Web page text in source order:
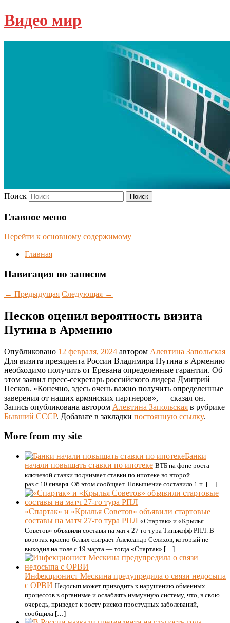
Видео мир
Поиск
Главное меню
Перейти к основному содержимому
Главная
Навигация по записям
← Предыдущая Следующая →
Песков оценил вероятность визита
Путина в Армению
Опубликовано 12 февраля, 2024 автором Алевтина Запольская
Для визита президента России Владимира Путина в Армению
необходимо получить от Еревана определенные гарантии. Об
этом заявил пресс-секретарь российского лидера Дмитрий
Песков. «Конечно, здесь очень важно получить определенные
заверения от наших армянских партнеров», — сказал он.
Запись опубликована автором Алевтина Запольская в рубрике
Бывший СССР. Добавьте в закладки постоянную ссылку.
More from my site
Банки
начали повышать ставки по ипотеке ВТБ на фоне роста
ключевой ставки поднимает ставки по ипотеке во второй
раз с 10 января. Об этом сообщает. Повышение составило 1 п. […]
«Спартак» и «Крылья Советов» объявили стартовые
составы на матч 27-го тура РПЛ «Спартак» и «Крылья
Советов» объявили составы на матч 27-го тура Тинькофф РПЛ. В
воротах красно-белых сыграет Александр Селихов, который не
выходил на поле с 19 марта — тогда «Спартак» […]
Инфекционист Мескина предупредила о связи недосыпа
с ОРВИ Недосып может приводить к нарушению обменных
процессов в организме и ослаблять иммунную систему, что, в свою
очередь, приведет к росту рисков простудных заболеваний,
сообщила […]